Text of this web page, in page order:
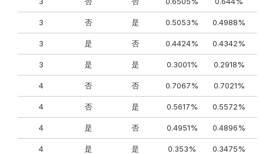
3 否 是 0.5053% 0.4988%
3 是 否 0.4424% 0.4342%
3 是 是 0.3001% 0.2918%
4 否 否 0.7067% 0.7021%
4 否 是 0.5617% 0.5572%
4 是 否 0.4951% 0.4896%
4 是 是 0.353% 0.3475%